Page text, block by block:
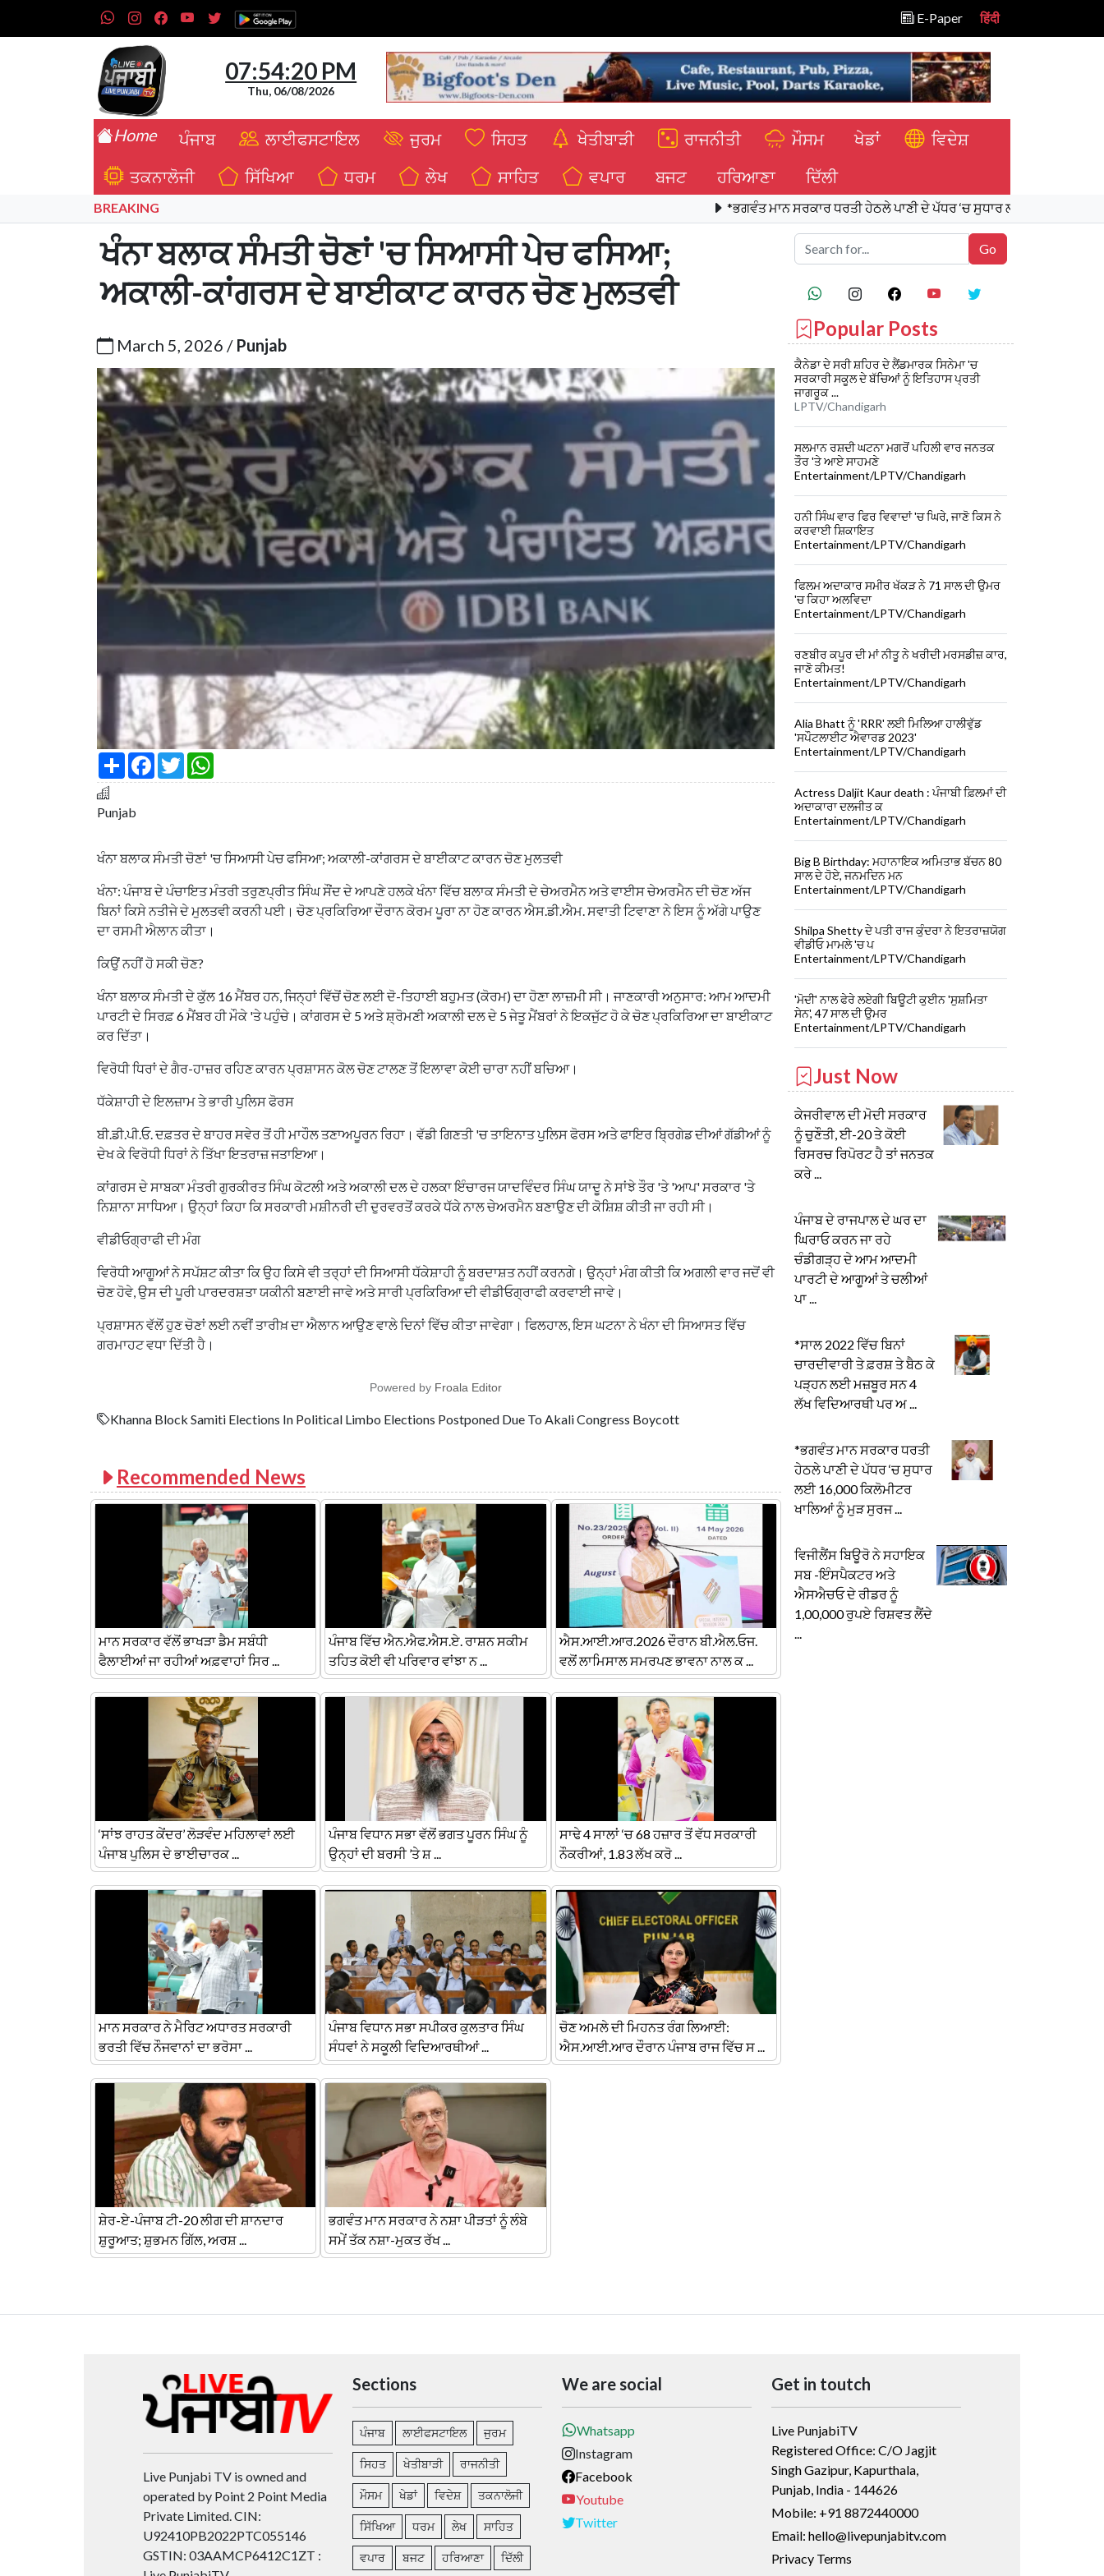
E-Paper हिंदी
07:54:21 PM
Thu, 06/08/2026
Home ਪੰਜਾਬ ਲਾਈਫਸਟਾਇਲ ਜੁਰਮ ਸਿਹਤ ਖੇਤੀਬਾੜੀ ਰਾਜਨੀਤੀ ਮੌਸਮ ਖੇਡਾਂ
ਵਿਦੇਸ਼
ਤਕਨਾਲੋਜੀ
ਸਿੱਖਿਆ ਧਰਮ ਲੇਖ ਸਾਹਿਤ ਵਪਾਰ ਬਜਟ ਹਰਿਆਣਾ ਦਿੱਲੀ
BREAKING *ਭਗਵੰਤ ਮਾਨ ਸਰਕਾਰ ਧਰਤੀ ਹੇਠਲੇ ਪਾਣੀ ਦੇ ਪੱਧਰ ‘ਚ ਸੁਧਾਰ ਲਈ 16,000 ਕਿਲੋਮੀਟਰ
ਖੰਨਾ ਬਲਾਕ ਸੰਮਤੀ ਚੋਣਾਂ 'ਚ ਸਿਆਸੀ ਪੇਚ ਫਸਿਆ;
ਅਕਾਲੀ-ਕਾਂਗਰਸ ਦੇ ਬਾਈਕਾਟ ਕਾਰਨ ਚੋਣ ਮੁਲਤਵੀ
March 5, 2026 / Punjab
S
a
e
F
c
k
T
w
i
a
p
Punjab
ਖੰਨਾ ਬਲਾਕ ਸੰਮਤੀ ਚੋਣਾਂ 'ਚ ਸਿਆਸੀ ਪੇਚ ਫਸਿਆ; ਅਕਾਲੀ-ਕਾਂਗਰਸ ਦੇ ਬਾਈਕਾਟ ਕਾਰਨ ਚੋਣ ਮੁਲਤਵੀ
ਖੰਨਾ: ਪੰਜਾਬ ਦੇ ਪੰਚਾਇਤ ਮੰਤਰੀ ਤਰੁਣਪ੍ਰੀਤ ਸਿੰਘ ਸੌਂਦ ਦੇ ਆਪਣੇ ਹਲਕੇ ਖੰਨਾ ਵਿੱਚ ਬਲਾਕ ਸੰਮਤੀ ਦੇ ਚੇਅਰਮੈਨ ਅਤੇ ਵਾਈਸ ਚੇਅਰਮੈਨ ਦੀ ਚੋਣ ਅੱਜ
ਬਿਨਾਂ ਕਿਸੇ ਨਤੀਜੇ ਦੇ ਮੁਲਤਵੀ ਕਰਨੀ ਪਈ। ਚੋਣ ਪ੍ਰਕਿਰਿਆ ਦੌਰਾਨ ਕੋਰਮ ਪੂਰਾ ਨਾ ਹੋਣ ਕਾਰਨ ਐਸ.ਡੀ.ਐਮ. ਸਵਾਤੀ ਟਿਵਾਣਾ ਨੇ ਇਸ ਨੂੰ ਅੱਗੇ ਪਾਉਣ
ਦਾ ਰਸਮੀ ਐਲਾਨ ਕੀਤਾ।
ਕਿਉਂ ਨਹੀਂ ਹੋ ਸਕੀ ਚੋਣ?
ਖੰਨਾ ਬਲਾਕ ਸੰਮਤੀ ਦੇ ਕੁੱਲ 16 ਮੈਂਬਰ ਹਨ, ਜਿਨ੍ਹਾਂ ਵਿੱਚੋਂ ਚੋਣ ਲਈ ਦੋ-ਤਿਹਾਈ ਬਹੁਮਤ (ਕੋਰਮ) ਦਾ ਹੋਣਾ ਲਾਜ਼ਮੀ ਸੀ। ਜਾਣਕਾਰੀ ਅਨੁਸਾਰ: ਆਮ ਆਦਮੀ
ਪਾਰਟੀ ਦੇ ਸਿਰਫ਼ 6 ਮੈਂਬਰ ਹੀ ਮੌਕੇ 'ਤੇ ਪਹੁੰਚੇ। ਕਾਂਗਰਸ ਦੇ 5 ਅਤੇ ਸ਼੍ਰੋਮਣੀ ਅਕਾਲੀ ਦਲ ਦੇ 5 ਜੇਤੂ ਮੈਂਬਰਾਂ ਨੇ ਇਕਜੁੱਟ ਹੋ ਕੇ ਚੋਣ ਪ੍ਰਕਿਰਿਆ ਦਾ ਬਾਈਕਾਟ
ਕਰ ਦਿੱਤਾ।
ਵਿਰੋਧੀ ਧਿਰਾਂ ਦੇ ਗੈਰ-ਹਾਜ਼ਰ ਰਹਿਣ ਕਾਰਨ ਪ੍ਰਸ਼ਾਸਨ ਕੋਲ ਚੋਣ ਟਾਲਣ ਤੋਂ ਇਲਾਵਾ ਕੋਈ ਚਾਰਾ ਨਹੀਂ ਬਚਿਆ।
ਧੱਕੇਸ਼ਾਹੀ ਦੇ ਇਲਜ਼ਾਮ ਤੇ ਭਾਰੀ ਪੁਲਿਸ ਫੋਰਸ
ਬੀ.ਡੀ.ਪੀ.ਓ. ਦਫ਼ਤਰ ਦੇ ਬਾਹਰ ਸਵੇਰ ਤੋਂ ਹੀ ਮਾਹੌਲ ਤਣਾਅਪੂਰਨ ਰਿਹਾ। ਵੱਡੀ ਗਿਣਤੀ 'ਚ ਤਾਇਨਾਤ ਪੁਲਿਸ ਫੋਰਸ ਅਤੇ ਫਾਇਰ ਬ੍ਰਿਗੇਡ ਦੀਆਂ ਗੱਡੀਆਂ ਨੂੰ
ਦੇਖ ਕੇ ਵਿਰੋਧੀ ਧਿਰਾਂ ਨੇ ਤਿੱਖਾ ਇਤਰਾਜ਼ ਜਤਾਇਆ।
ਕਾਂਗਰਸ ਦੇ ਸਾਬਕਾ ਮੰਤਰੀ ਗੁਰਕੀਰਤ ਸਿੰਘ ਕੋਟਲੀ ਅਤੇ ਅਕਾਲੀ ਦਲ ਦੇ ਹਲਕਾ ਇੰਚਾਰਜ ਯਾਦਵਿੰਦਰ ਸਿੰਘ ਯਾਦੂ ਨੇ ਸਾਂਝੇ ਤੌਰ 'ਤੇ 'ਆਪ' ਸਰਕਾਰ 'ਤੇ
ਨਿਸ਼ਾਨਾ ਸਾਧਿਆ। ਉਨ੍ਹਾਂ ਕਿਹਾ ਕਿ ਸਰਕਾਰੀ ਮਸ਼ੀਨਰੀ ਦੀ ਦੁਰਵਰਤੋਂ ਕਰਕੇ ਧੱਕੇ ਨਾਲ ਚੇਅਰਮੈਨ ਬਣਾਉਣ ਦੀ ਕੋਸ਼ਿਸ਼ ਕੀਤੀ ਜਾ ਰਹੀ ਸੀ।
ਵੀਡੀਓਗ੍ਰਾਫੀ ਦੀ ਮੰਗ
ਵਿਰੋਧੀ ਆਗੂਆਂ ਨੇ ਸਪੱਸ਼ਟ ਕੀਤਾ ਕਿ ਉਹ ਕਿਸੇ ਵੀ ਤਰ੍ਹਾਂ ਦੀ ਸਿਆਸੀ ਧੱਕੇਸ਼ਾਹੀ ਨੂੰ ਬਰਦਾਸ਼ਤ ਨਹੀਂ ਕਰਨਗੇ। ਉਨ੍ਹਾਂ ਮੰਗ ਕੀਤੀ ਕਿ ਅਗਲੀ ਵਾਰ ਜਦੋਂ ਵੀ
ਚੋਣ ਹੋਵੇ, ਉਸ ਦੀ ਪੂਰੀ ਪਾਰਦਰਸ਼ਤਾ ਯਕੀਨੀ ਬਣਾਈ ਜਾਵੇ ਅਤੇ ਸਾਰੀ ਪ੍ਰਕਿਰਿਆ ਦੀ ਵੀਡੀਓਗ੍ਰਾਫੀ ਕਰਵਾਈ ਜਾਵੇ।
ਪ੍ਰਸ਼ਾਸਨ ਵੱਲੋਂ ਹੁਣ ਚੋਣਾਂ ਲਈ ਨਵੀਂ ਤਾਰੀਖ਼ ਦਾ ਐਲਾਨ ਆਉਣ ਵਾਲੇ ਦਿਨਾਂ ਵਿੱਚ ਕੀਤਾ ਜਾਵੇਗਾ। ਫਿਲਹਾਲ, ਇਸ ਘਟਨਾ ਨੇ ਖੰਨਾ ਦੀ ਸਿਆਸਤ ਵਿੱਚ
ਗਰਮਾਹਟ ਵਧਾ ਦਿੱਤੀ ਹੈ।
Powered by Froala Editor
Khanna Block Samiti Elections In Political Limbo Elections Postponed Due To Akali Congress Boycott
Recommended News
ਮਾਨ ਸਰਕਾਰ ਵੱਲੋਂ ਭਾਖੜਾ ਡੈਮ ਸਬੰਧੀ
ਫੈਲਾਈਆਂ ਜਾ ਰਹੀਆਂ ਅਫ਼ਵਾਹਾਂ ਸਿਰ ...
ਪੰਜਾਬ ਵਿੱਚ ਐਨ.ਐਫ.ਐਸ.ਏ. ਰਾਸ਼ਨ ਸਕੀਮ
ਤਹਿਤ ਕੋਈ ਵੀ ਪਰਿਵਾਰ ਵਾਂਝਾ ਨ ...
ਐਸ.ਆਈ.ਆਰ.2026 ਦੌਰਾਨ ਬੀ.ਐਲ.ਓਜ.
ਵਲੋਂ ਲਾਮਿਸਾਲ ਸਮਰਪਣ ਭਾਵਨਾ ਨਾਲ ਕ ...
‘ਸਾਂਝ ਰਾਹਤ ਕੇਂਦਰ’ ਲੋੜਵੰਦ ਮਹਿਲਾਵਾਂ ਲਈ
ਪੰਜਾਬ ਪੁਲਿਸ ਦੇ ਭਾਈਚਾਰਕ ...
ਪੰਜਾਬ ਵਿਧਾਨ ਸਭਾ ਵੱਲੋਂ ਭਗਤ ਪੂਰਨ ਸਿੰਘ ਨੂੰ
ਉਨ੍ਹਾਂ ਦੀ ਬਰਸੀ ’ਤੇ ਸ਼ ...
ਸਾਢੇ 4 ਸਾਲਾਂ ‘ਚ 68 ਹਜ਼ਾਰ ਤੋਂ ਵੱਧ ਸਰਕਾਰੀ
ਨੌਕਰੀਆਂ, 1.83 ਲੱਖ ਕਰੋ ...
ਮਾਨ ਸਰਕਾਰ ਨੇ ਮੈਰਿਟ ਅਧਾਰਤ ਸਰਕਾਰੀ
ਭਰਤੀ ਵਿੱਚ ਨੌਜਵਾਨਾਂ ਦਾ ਭਰੋਸਾ ...
ਪੰਜਾਬ ਵਿਧਾਨ ਸਭਾ ਸਪੀਕਰ ਕੁਲਤਾਰ ਸਿੰਘ
ਸੰਧਵਾਂ ਨੇ ਸਕੂਲੀ ਵਿਦਿਆਰਥੀਆਂ ...
ਚੋਣ ਅਮਲੇ ਦੀ ਮਿਹਨਤ ਰੰਗ ਲਿਆਈ:
ਐਸ.ਆਈ.ਆਰ ਦੌਰਾਨ ਪੰਜਾਬ ਰਾਜ ਵਿੱਚ ਸ ...
ਸ਼ੇਰ-ਏ-ਪੰਜਾਬ ਟੀ-20 ਲੀਗ ਦੀ ਸ਼ਾਨਦਾਰ
ਸ਼ੁਰੂਆਤ; ਸ਼ੁਭਮਨ ਗਿੱਲ, ਅਰਸ਼ ...
ਭਗਵੰਤ ਮਾਨ ਸਰਕਾਰ ਨੇ ਨਸ਼ਾ ਪੀੜਤਾਂ ਨੂੰ ਲੰਬੇ
ਸਮੇਂ ਤੱਕ ਨਸ਼ਾ-ਮੁਕਤ ਰੱਖ ...
Popular Posts
ਕੈਨੇਡਾ ਦੇ ਸਰੀ ਸ਼ਹਿਰ ਦੇ ਲੈਂਡਮਾਰਕ ਸਿਨੇਮਾ 'ਚ
ਸਰਕਾਰੀ ਸਕੂਲ ਦੇ ਬੱਚਿਆਂ ਨੂੰ ਇਤਿਹਾਸ ਪ੍ਰਤੀ
ਜਾਗਰੂਕ ...
LPTV/Chandigarh
ਸਲਮਾਨ ਰਸ਼ਦੀ ਘਟਨਾ ਮਗਰੋਂ ਪਹਿਲੀ ਵਾਰ ਜਨਤਕ
ਤੌਰ 'ਤੇ ਆਏ ਸਾਹਮਣੇ
Entertainment/LPTV/Chandigarh
ਹਨੀ ਸਿੰਘ ਵਾਰ ਫਿਰ ਵਿਵਾਦਾਂ 'ਚ ਘਿਰੇ, ਜਾਣੋ ਕਿਸ ਨੇ
ਕਰਵਾਈ ਸ਼ਿਕਾਇਤ
Entertainment/LPTV/Chandigarh
ਫਿਲਮ ਅਦਾਕਾਰ ਸਮੀਰ ਖੱਕੜ ਨੇ 71 ਸਾਲ ਦੀ ਉਮਰ
'ਚ ਕਿਹਾ ਅਲਵਿਦਾ
Entertainment/LPTV/Chandigarh
ਰਣਬੀਰ ਕਪੂਰ ਦੀ ਮਾਂ ਨੀਤੂ ਨੇ ਖਰੀਦੀ ਮਰਸਡੀਜ਼ ਕਾਰ,
ਜਾਣੋ ਕੀਮਤ!
Entertainment/LPTV/Chandigarh
Alia Bhatt ਨੂੰ 'RRR' ਲਈ ਮਿਲਿਆ ਹਾਲੀਵੁੱਡ
'ਸਪੌਟਲਾਈਟ ਐਵਾਰਡ 2023'
Entertainment/LPTV/Chandigarh
Actress Daljit Kaur death : ਪੰਜਾਬੀ ਫ਼ਿਲਮਾਂ ਦੀ
ਅਦਾਕਾਰਾ ਦਲਜੀਤ ਕ
Entertainment/LPTV/Chandigarh
Big B Birthday: ਮਹਾਨਾਇਕ ਅਮਿਤਾਭ ਬੱਚਨ 80
ਸਾਲ ਦੇ ਹੋਏ, ਜਨਮਦਿਨ ਮਨ
Entertainment/LPTV/Chandigarh
Shilpa Shetty ਦੇ ਪਤੀ ਰਾਜ ਕੁੰਦਰਾ ਨੇ ਇਤਰਾਜ਼ਯੋਗ
ਵੀਡੀਓ ਮਾਮਲੇ 'ਚ ਪ
Entertainment/LPTV/Chandigarh
'ਮੋਦੀ' ਨਾਲ ਫੇਰੇ ਲਏਗੀ ਬਿਊਟੀ ਕੁਈਨ 'ਸੁਸ਼ਮਿਤਾ
ਸੇਨ', 47 ਸਾਲ ਦੀ ਉਮਰ
Entertainment/LPTV/Chandigarh
Just Now
ਕੇਜਰੀਵਾਲ ਦੀ ਮੋਦੀ ਸਰਕਾਰ
ਨੂੰ ਚੁਣੌਤੀ, ਈ-20 ਤੇ ਕੋਈ
ਰਿਸਰਚ ਰਿਪੋਰਟ ਹੈ ਤਾਂ ਜਨਤਕ
ਕਰੇ ...
ਪੰਜਾਬ ਦੇ ਰਾਜਪਾਲ ਦੇ ਘਰ ਦਾ
ਘਿਰਾਓ ਕਰਨ ਜਾ ਰਹੇ
ਚੰਡੀਗੜ੍ਹ ਦੇ ਆਮ ਆਦਮੀ
ਪਾਰਟੀ ਦੇ ਆਗੂਆਂ ਤੇ ਚਲੀਆਂ
ਪਾ ...
*ਸਾਲ 2022 ਵਿੱਚ ਬਿਨਾਂ
ਚਾਰਦੀਵਾਰੀ ਤੇ ਫ਼ਰਸ਼ ਤੇ ਬੈਠ ਕੇ
ਪੜ੍ਹਨ ਲਈ ਮਜ਼ਬੂਰ ਸਨ 4
ਲੱਖ ਵਿਦਿਆਰਥੀ ਪਰ ਅ ...
*ਭਗਵੰਤ ਮਾਨ ਸਰਕਾਰ ਧਰਤੀ
ਹੇਠਲੇ ਪਾਣੀ ਦੇ ਪੱਧਰ ‘ਚ ਸੁਧਾਰ
ਲਈ 16,000 ਕਿਲੋਮੀਟਰ
ਖਾਲਿਆਂ ਨੂੰ ਮੁੜ ਸੁਰਜ ...
ਵਿਜੀਲੈਂਸ ਬਿਊਰੋ ਨੇ ਸਹਾਇਕ
ਸਬ -ਇੰਸਪੈਕਟਰ ਅਤੇ
ਐਸਐਚਓ ਦੇ ਰੀਡਰ ਨੂੰ
1,00,000 ਰੁਪਏ ਰਿਸ਼ਵਤ ਲੈਂਦੇ
...
Live Punjabi TV is owned and
operated by Point 2 Point Media
Private Limited. CIN:
U92410PB2022PTC055146
GSTIN: 03AAMCP6412C1ZT :
Sections
ਪੰਜਾਬ ਲਾਈਫਸਟਾਇਲ ਜੁਰਮ
ਸਿਹਤ ਖੇਤੀਬਾੜੀ ਰਾਜਨੀਤੀ
ਮੌਸਮ ਖੇਡਾਂ ਵਿਦੇਸ਼ ਤਕਨਾਲੋਜੀ
ਸਿੱਖਿਆ ਧਰਮ ਲੇਖ ਸਾਹਿਤ
ਵਪਾਰ ਬਜਟ ਹਰਿਆਣਾ ਦਿੱਲੀ
We are social
Whatsapp
Instagram
Facebook
Youtube
Twitter
Get in toutch
Live PunjabiTV
Registered Office: C/O Jagjit
Singh Gazipur, Kapurthala,
Punjab, India - 144626
Mobile: +91 8872440000
Email: hello@livepunjabitv.com
Privacy Terms